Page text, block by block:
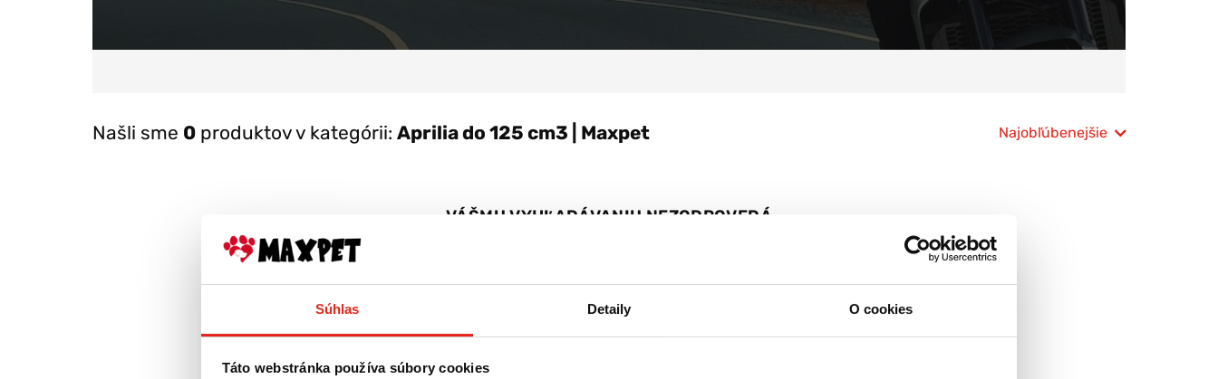
Súhlas Detaily O cookies
Táto webstránka používa súbory cookies
Našli sme 0 produktov v kategórii: Aprilia do 125 cm3 | Maxpet Najobľúbenejšie
VÁŠMU VYHĽADÁVANIU NEZODPOVEDÁ
Zrušiť všetky filtre